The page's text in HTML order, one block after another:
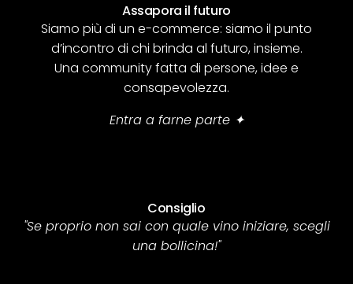
Assapora il futuro
Siamo più di un e-commerce: siamo il punto
d’incontro di chi brinda al futuro, insieme.
Una community fatta di persone, idee e
consapevolezza.
Entra a farne parte ✦
Consiglio
"Se proprio non sai con quale vino iniziare, scegli
una bollicina!"